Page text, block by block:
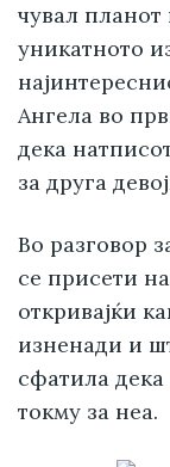
чувал планот
уникатното
Ангела во
дека
за друга
Во разговор
се присети
откривајќи
изненади и
сфатила
токму за неа.